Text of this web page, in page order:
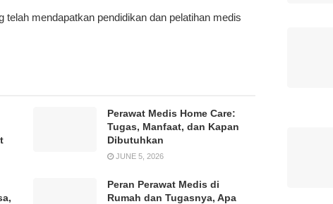
telah mendapatkan pendidikan dan pelatihan medis
Perawat Medis Home Care:
Tugas, Manfaat, dan Kapan
Dibutuhkan
JUNE 5, 2026
Peran Perawat Medis di
Rumah dan Tugasnya, Apa